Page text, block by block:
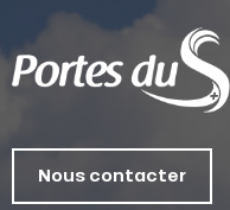
Nous contacter